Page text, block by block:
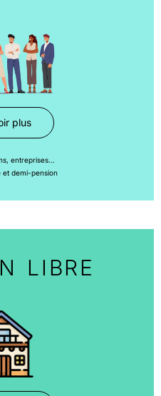
plus
entreprises…
et demi-pension
LIBRE